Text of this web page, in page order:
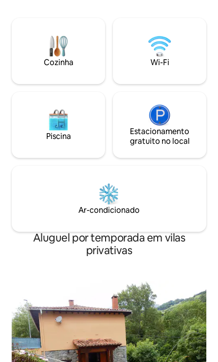
estimação: máximo de 2. 10€/animal de
estimação e noite. Verifique outros
extras. Não sobrou comida.
Cozinha Wi-Fi
Piscina
Estacionamento
gratuito no local
Ar-condicionado
Aluguel por temporada em vilas
privativas